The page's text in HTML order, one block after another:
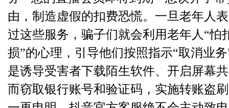
由，制造虚假的扣费恐慌。一旦老年人
过这些服务，骗子们就会利用老年人“怕
损”的心理，引导他们按照指示“取消业
是诱导受害者下载陌生软件、开启屏幕
而窃取银行账号和验证码，实施转账盗